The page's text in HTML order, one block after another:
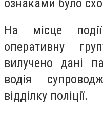
На місце
оперативну
вилучено дані
водія
відділку поліції.